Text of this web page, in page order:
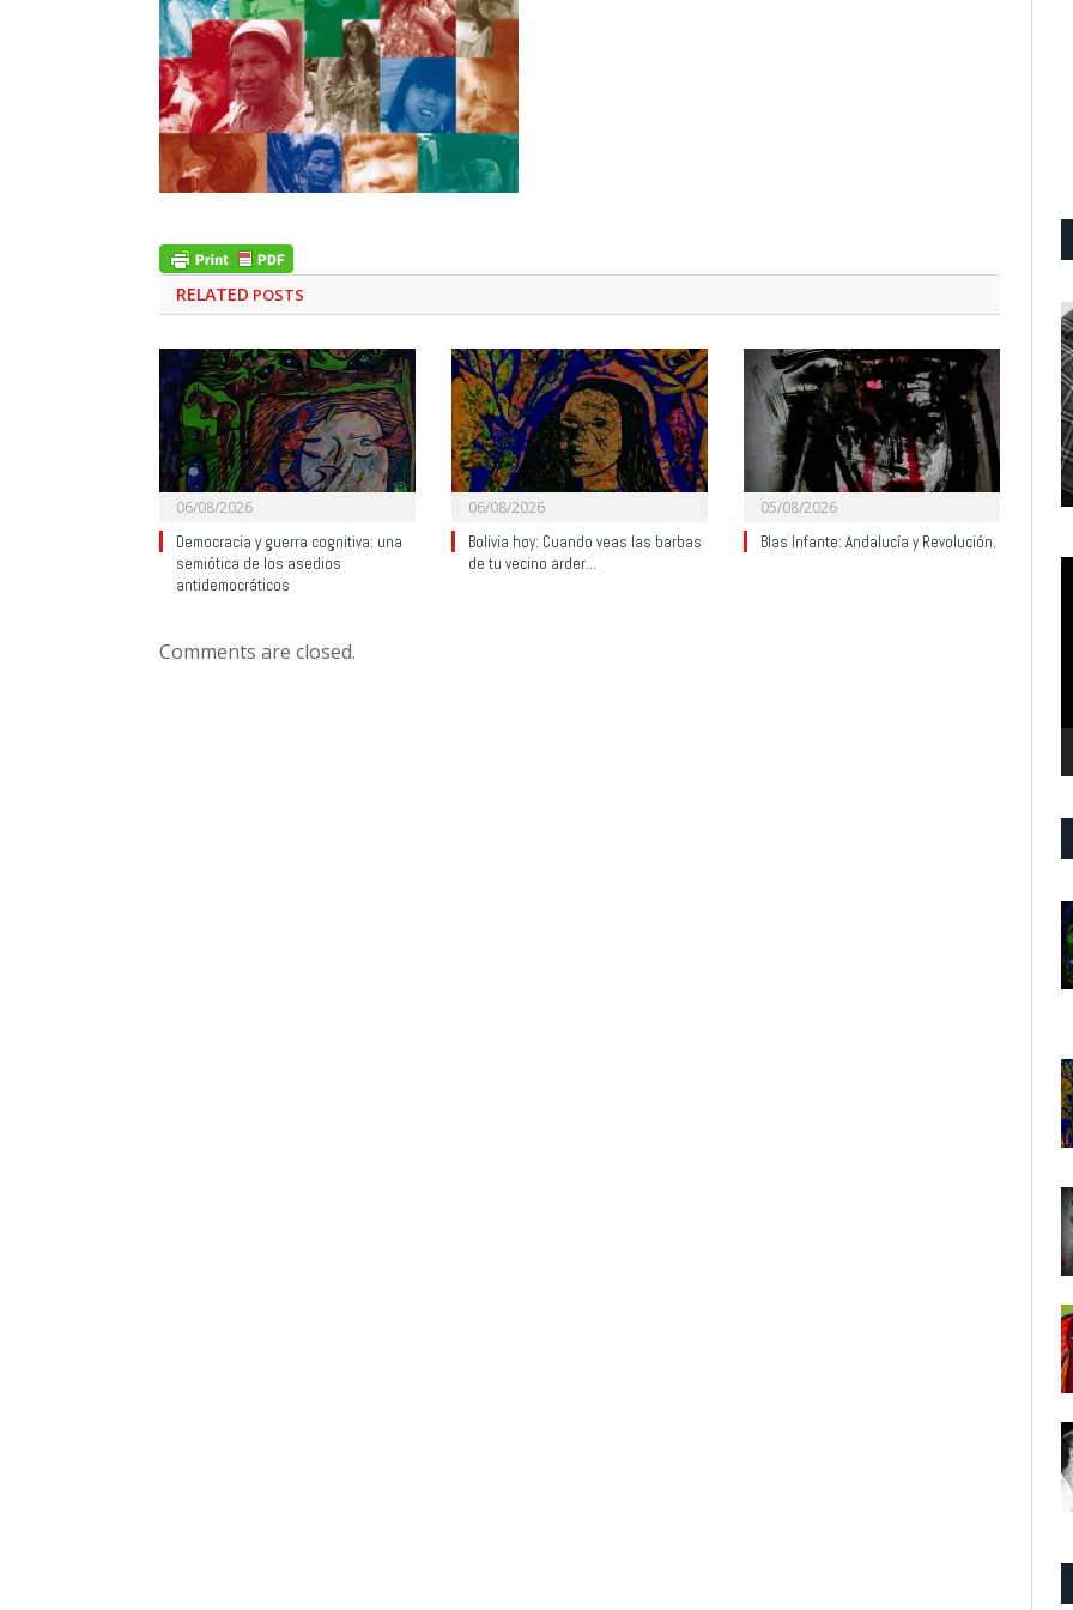
RELATED POSTS
06/08/2026
Democracia y guerra cognitiva: una
semiótica de los asedios
antidemocráticos
06/08/2026
Bolivia hoy: Cuando veas las barbas
de tu vecino arder…
05/08/2026
Blas Infante: Andalucía y Revolución.
Comments are closed.